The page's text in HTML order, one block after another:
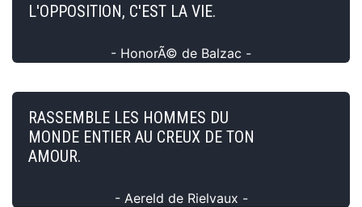
L'OPPOSITION, C'EST LA VIE.
- HonorÃ© de Balzac -
RASSEMBLE LES HOMMES DU
MONDE ENTIER AU CREUX DE TON
AMOUR.
- Aereld de Rielvaux -